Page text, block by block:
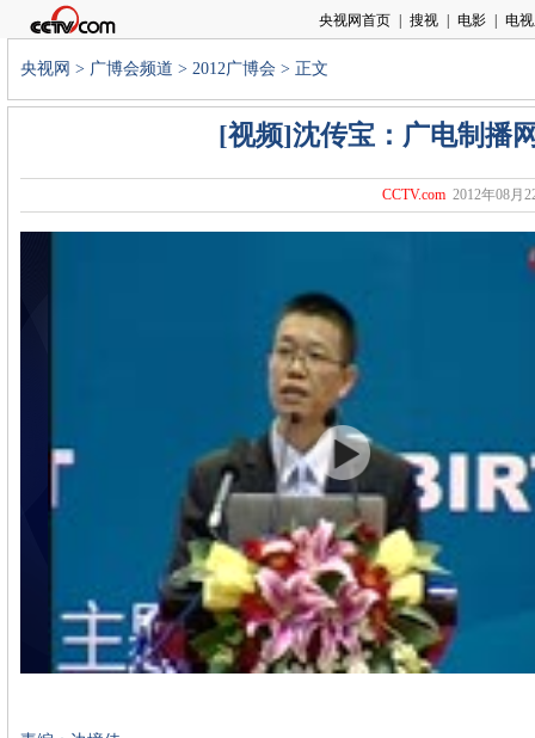
央视网 > 广博会频道 > 2012广博会 > 正文
[视频]沈传宝：广电制播
CCTV.com 2012年08月